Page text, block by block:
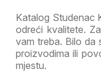
Katalog Studenac
odreći kvalitete.
vam treba. Bilo da
proizvodima ili
mjestu.